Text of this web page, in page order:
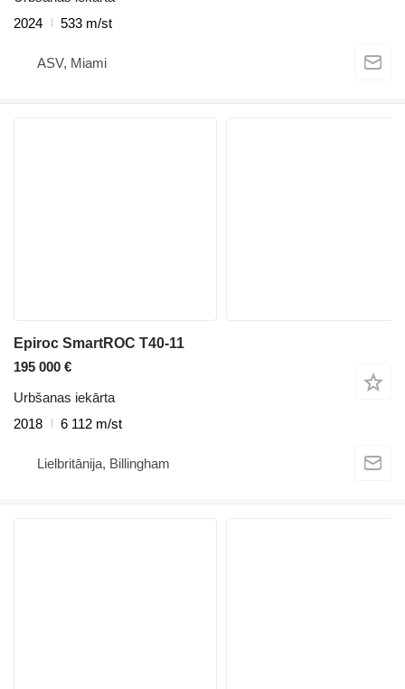
2024
533 m/st
ASV, Miami
Epiroc SmartROC T40-11
195 000 €
Urbšanas iekārta
2018
6 112 m/st
Lielbritānija, Billingham